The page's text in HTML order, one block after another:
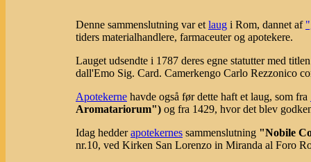
Denne sammenslutning var et laug i Rom, dannet af
tiders materialhandlere, farmaceuter og apotekere.
Lauget udsendte i 1787 deres egne statutter med
dall'Emo Sig. Card. Camerkengo Carlo Rezzonico
Apotekerne havde også før dette haft et laug, som fra
Aromatariorum") og fra 1429, hvor det blev
Idag hedderapotekernes sammenslutning "Nobile
nr.10, ved Kirken San Lorenzo in Miranda al Foro